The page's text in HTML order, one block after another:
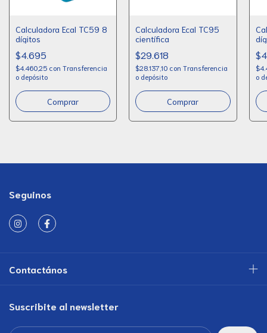
Calculadora Ecal TC59 8
dígitos
$4.695
$4.460,25 con Transferencia
o depósito
Calculadora Ecal TC95
científica
$29.618
$28.137,10 con Transferencia
o depósito
o
Seguinos
Contactános
Suscribite al newsletter